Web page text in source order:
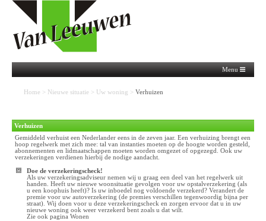
Menu
Home > Nieuwe situatie > Uw woning > Verhuizen
Verhuizen
Gemiddeld verhuist een Nederlander eens in de zeven jaar. Een verhuizing brengt een
hoop regelwerk met zich mee: tal van instanties moeten op de hoogte worden gesteld,
abonnementen en lidmaatschappen moeten worden omgezet of opgezegd. Ook uw
verzekeringen verdienen hierbij de nodige aandacht.
Doe de verzekeringscheck!
Als uw verzekeringsadviseur nemen wij u graag een deel van het regelwerk uit
handen. Heeft uw nieuwe woonsituatie gevolgen voor uw opstalverzekering (als
u een koophuis heeft)? Is uw inboedel nog voldoende verzekerd? Verandert de
premie voor uw autoverzekering (de premies verschillen tegenwoordig bijna per
straat). Wij doen voor u deze verzekeringscheck en zorgen ervoor dat u in uw
nieuwe woning ook weer verzekerd bent zoals u dat wilt.
Zie ook paginaWonen